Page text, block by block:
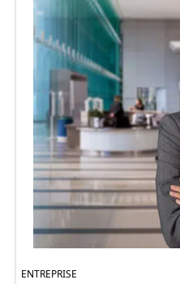
ENTREPRISE